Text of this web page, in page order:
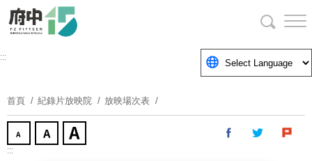
要
塊
:::
首頁 紀錄片放映院 放映場次表
:::